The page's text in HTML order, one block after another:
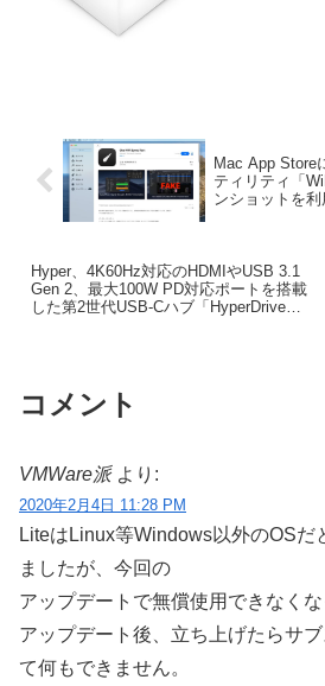
Mac App Store
ティリティ「
ンショットを利
Hyper、4K60Hz対応のHDMIやUSB 3.1
Gen 2、最大100W PD対応ポートを搭載
した第2世代USB-Cハブ「HyperDrive
コメント
VMWare派 より:
2020年2月4日 11:28 PM
LiteはLinux等Windows以外のOSだ
ましたが、今回の
アップデートで無償使用できなく
アップデート後、立ち上げたらサ
て何もできません。